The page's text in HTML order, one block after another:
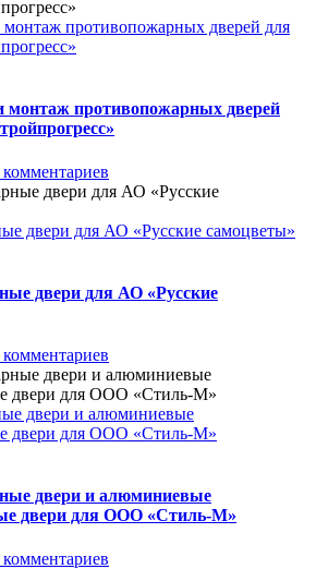
монтаж противопожарных дверей для
монтаж противопожарных дверей
двери для АО «Русские самоцветы»
двери для АО «Русские
двери и алюминиевые
двери для ООО «Стиль-М»
двери и алюминиевые
двери для ООО «Стиль-М»